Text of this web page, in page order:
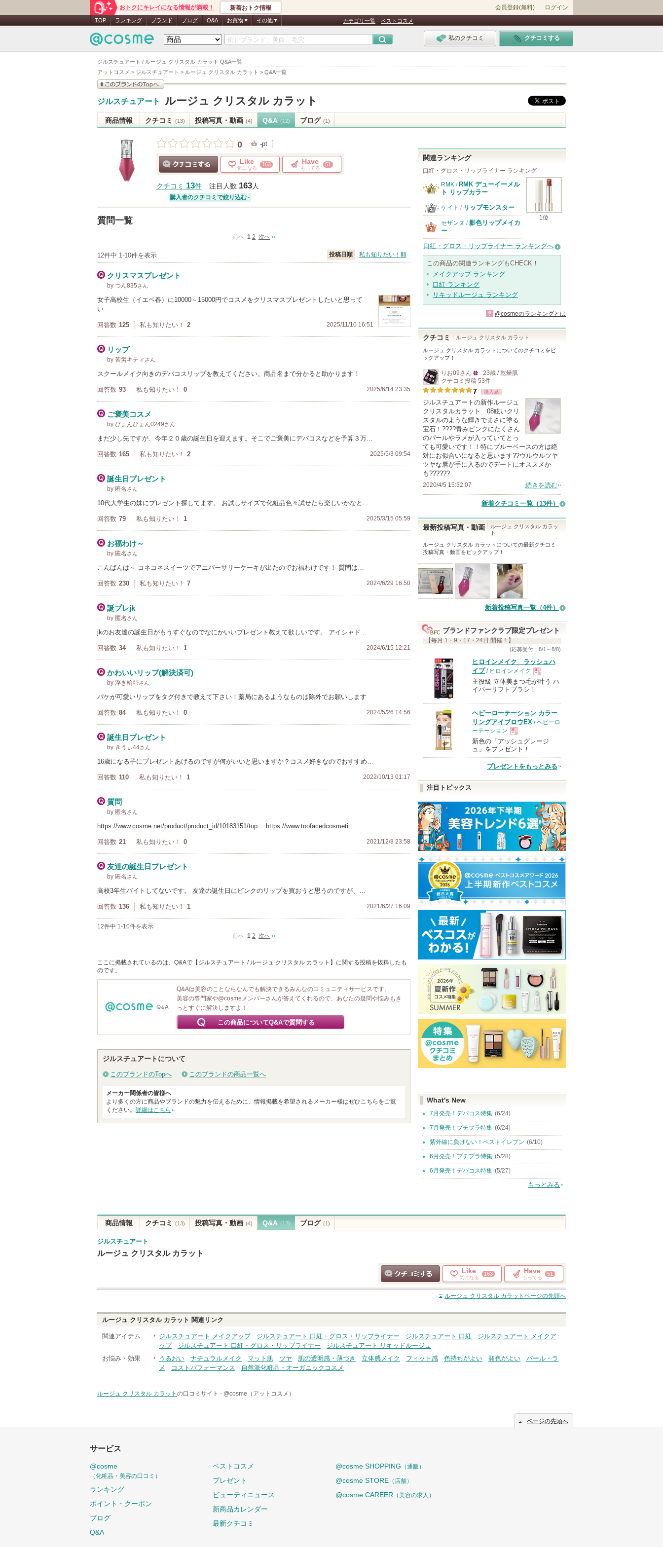
ジルスチュアート / ルージュ クリスタル カラット Q&A一覧
アットコスメ > ジルスチュアート > ルージュ クリスタル カラット > Q&A一覧
おトクにキレイになる情報が満載！ 新着おトク情報 会員登録(無料) ログイン
TOP ランキング ブランド ブログ Q&A お買物 その他 カテゴリ一覧 ベストコスメ
私のクチコミ クチコミする
ジルスチュアート ルージュ クリスタル カラット
商品情報 クチコミ (13) 投稿写真・動画 (4) Q&A (12) ブログ (1)
0 -pt
Like
気になる
163 Have
もってる
51
クチコミ 13件 注目人数 163人
購入者のクチコミで絞り込む
質問一覧
前へ 1 2 次へ
12件中 1-10件を表示 投稿日順 私も知りたい！順
クリスマスプレゼント
by つん835さん
女子高校生（イエベ春）に10000～15000円でコスメをクリスマスプレゼントしたいと思って
い…
回答数 125 私も知りたい！ 2 2025/11/10 16:51
リップ
by 苦労キティ さん
スクールメイク向きのデパコスリップを教えてください。商品名まで分かると助かります！
回答数 93 私も知りたい！ 0 2025/6/14 23:35
ご褒美コスメ
by ぴょんぴょん0249さん
まだ少し先ですが、今年２０歳の誕生日を迎えます。そこでご褒美にデパコスなどを予算３万…
回答数 165 私も知りたい！ 2 2025/5/3 09:54
誕生日プレゼント
by 匿名 さん
10代大学生の妹にプレゼント探してます。 お試しサイズで化粧品色々試せたら楽しいかなと…
回答数 79 私も知りたい！ 1 2025/3/15 05:59
お福わけ～
by 匿名 さん
こんばんは～ コネコネスイーツでアニバーサリーケーキが出たのでお福わけです！ 質問は…
回答数 230 私も知りたい！ 7 2024/6/29 16:50
誕プレjk
by 匿名 さん
jkのお友達の誕生日がもうすぐなのでなにかいいプレゼント教えて欲しいです。 アイシャド…
回答数 34 私も知りたい！ 1 2024/6/15 12:21
かわいいリップ(解決済可)
by 浮き輪◎さん
パケが可愛いリップをタグ付きで教えて下さい！薬局にあるようなものは除外でお願いします
回答数 84 私も知りたい！ 0 2024/5/26 14:56
誕生日プレゼント
by きうぃ44さん
16歳になる子にプレゼントあげるのですが何がいいと思いますか？コスメ好きなのでおすすめ…
回答数 110 私も知りたい！ 1 2022/10/13 01:17
質問
by 匿名 さん
https://www.cosme.net/product/product_id/10183151/top https://www.toofacedcosmeti…
回答数 21 私も知りたい！ 0 2021/12/8 23:58
友達の誕生日プレゼント
by 匿名 さん
高校3年生バイトしてないです。 友達の誕生日にピンクのリップを買おうと思うのですが、…
回答数 136 私も知りたい！ 1 2021/6/27 16:09
12件中 1-10件を表示
前へ 1 2 次へ
ここに掲載されているのは、Q&Aで【ジルスチュアート / ルージュ クリスタル カラット】に関する投稿を抜粋したも
のです。
Q&Aは美容のことならなんでも解決できるみんなのコミュニティサービスです。
美容の専門家や@cosmeメンバーさんが答えてくれるので、あなたの疑問や悩みもき
っとすぐに解決しますよ！
この商品についてQ&Aで質問する
ジルスチュアートについて
このブランドのTopへ このブランドの商品一覧へ
メーカー関係者の皆様へ
より多くの方に商品やブランドの魅力を伝えるために、情報掲載を希望されるメーカー様はぜひこちらをご覧
ください。 詳細はこちら
関連ランキング
口紅・グロス・リップライナー ランキング
1位
RMK / RMK デューイーメル
ト リップカラー
ケイト / リップモンスター
セザンヌ / 影色リップメイカ
ー
口紅・グロス・リップライナー ランキングへ
この商品の関連ランキングもCHECK！
メイクアップ ランキング
口紅 ランキング
リキッドルージュ ランキング
? @cosmeのランキングとは
クチコミ ルージュ クリスタル カラット
ルージュ クリスタル カラット についてのクチコミをピ
ックアップ！
りお09さん
25
人
以
上
の
メ
ン
バ
に
り
ま
す
23歳 / 乾燥肌
クチコミ投稿 53件
7 購入品
ジルスチュアートの新作ルージュ
クリスタルカラット 08眩いクリ
スタルのような輝きでまさに塗る
宝石！????青みピンクにたくさん
のパールやラメが入っていてとっ
ても可愛いです！！特にブルーベースの方は絶
対にお似合いになると思います??ウルウルツヤ
ツヤな唇が手に入るのでデートにオススメか
も??????
2020/4/5 15:32:07 続きを読む
新着クチコミ一覧 （13件）
最新投稿写真・動画
ルージュ クリスタル カラッ
ト
ルージュ クリスタル カラット についての最新クチコミ
投稿写真・動画をピックアップ！
新着投稿写真一覧（4件）
ブランドファンクラブ限定プレゼント
【毎月 1・9・17・24日 開催！】
(応募受付：8/1～8/8)
ヒロインメイク ラッシュハ
イプ/ ヒロインメイク
現
品
主役級 立体美まつ毛が叶う ハ
イパーリフトブラシ！
ヘビーローテーション カラー
リングアイブロウEX / ヘビーロ
ーテーション
現
品
新色の「アッシュグレージ
ュ」をプレゼント！
プレゼントをもっとみる
注目トピックス
What's New
7月発売！デパコス特集 (6/24)
7月発売！プチプラ特集 (6/24)
紫外線に負けない！ベストイレブン (6/10)
6月発売！プチプラ特集 (5/28)
6月発売！デパコス特集 (5/27)
もっとみる
商品情報 クチコミ (13) 投稿写真・動画 (4) Q&A (12) ブログ (1)
ジルスチュアート
ルージュ クリスタル カラット
クチコミする
Like
気になる
163 Have
もってる
51
ルージュ クリスタル カラット ページの先頭へ
ルージュ クリスタル カラット 関連リンク
関連アイテム ジルスチュアート メイクアップ ジルスチュアート 口紅・グロス・リップライナー ジルスチュアート 口紅
ジルスチュアート メイクア
ップ
ジルスチュアート 口紅・グロス・リップライナー
ジルスチュアート リキッドルージュ
お悩み・効果
うるおい ナチュラルメイク マット肌 ツヤ 肌の透明感・薄づき 立体感メイク フィット感 色持ちがよい 発色がよい
パール・ラ
メ
コストパフォーマンス 自然派化粧品・オーガニックコスメ
ルージュ クリスタル カラット の口コミサイト - @cosme（アットコスメ）
ページの先頭へ
サービス
@cosme
（化粧品・美容の口コミ）
ランキング
ポイント・クーポン
ブログ
Q&A
ベストコスメ
プレゼント
ビューティニュース
新商品カレンダー
最新クチコミ
@cosme SHOPPING （通販）
@cosme STORE （店舗）
@cosme CAREER （美容の求人）